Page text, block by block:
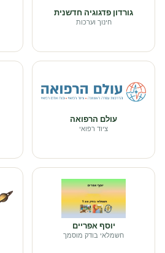
גורדון פדגוגיה חדשנית
חינוך וערכות
עולם הרפואה
ציוד רפואי
יוסף אפריים
חשמלאי בודק מוסמך